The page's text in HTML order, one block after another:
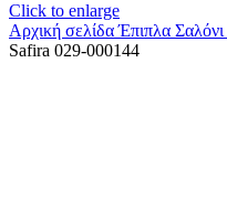
Click to enlarge
Αρχική σελίδαΈπιπλα Σαλόνι
Safira 029-000144